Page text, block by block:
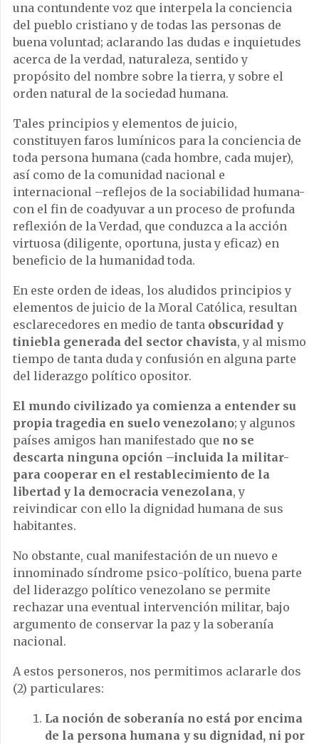
una contundente voz que interpela la conciencia
del pueblo cristiano y de todas las personas de
buena voluntad; aclarando las dudas e inquietudes
acerca de la verdad, naturaleza, sentido y
propósito del nombre sobre la tierra, y sobre el
orden natural de la sociedad humana.
Tales principios y elementos de juicio,
constituyen faros lumínicos para la conciencia de
toda persona humana (cada hombre, cada mujer),
así como de la comunidad nacional e
internacional –reflejos de la sociabilidad humana-
con el fin de coadyuvar a un proceso de profunda
reflexión de la Verdad, que conduzca a la acción
virtuosa (diligente, oportuna, justa y eficaz) en
beneficio de la humanidad toda.
En este orden de ideas, los aludidos principios y
elementos de juicio de la Moral Católica, resultan
esclarecedores en medio de tanta obscuridad y
tiniebla generada del sector chavista, y al mismo
tiempo de tanta duda y confusión en alguna parte
del liderazgo político opositor.
El mundo civilizado ya comienza a entender su
propia tragedia en suelo venezolano; y algunos
países amigos han manifestado que no se
descarta ninguna opción –incluida la militar-
para cooperar en el restablecimiento de la
libertad y la democracia venezolana, y
reivindicar con ello la dignidad humana de sus
habitantes.
No obstante, cual manifestación de un nuevo e
innominado síndrome psico-político, buena parte
del liderazgo político venezolano se permite
rechazar una eventual intervención militar, bajo
argumento de conservar la paz y la soberanía
nacional.
A estos personeros, nos permitimos aclararle dos
(2) particulares:
La noción de soberanía no está por encima
de la persona humana y su dignidad, ni por